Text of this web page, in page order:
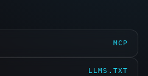
MCP
LLMS.TXT